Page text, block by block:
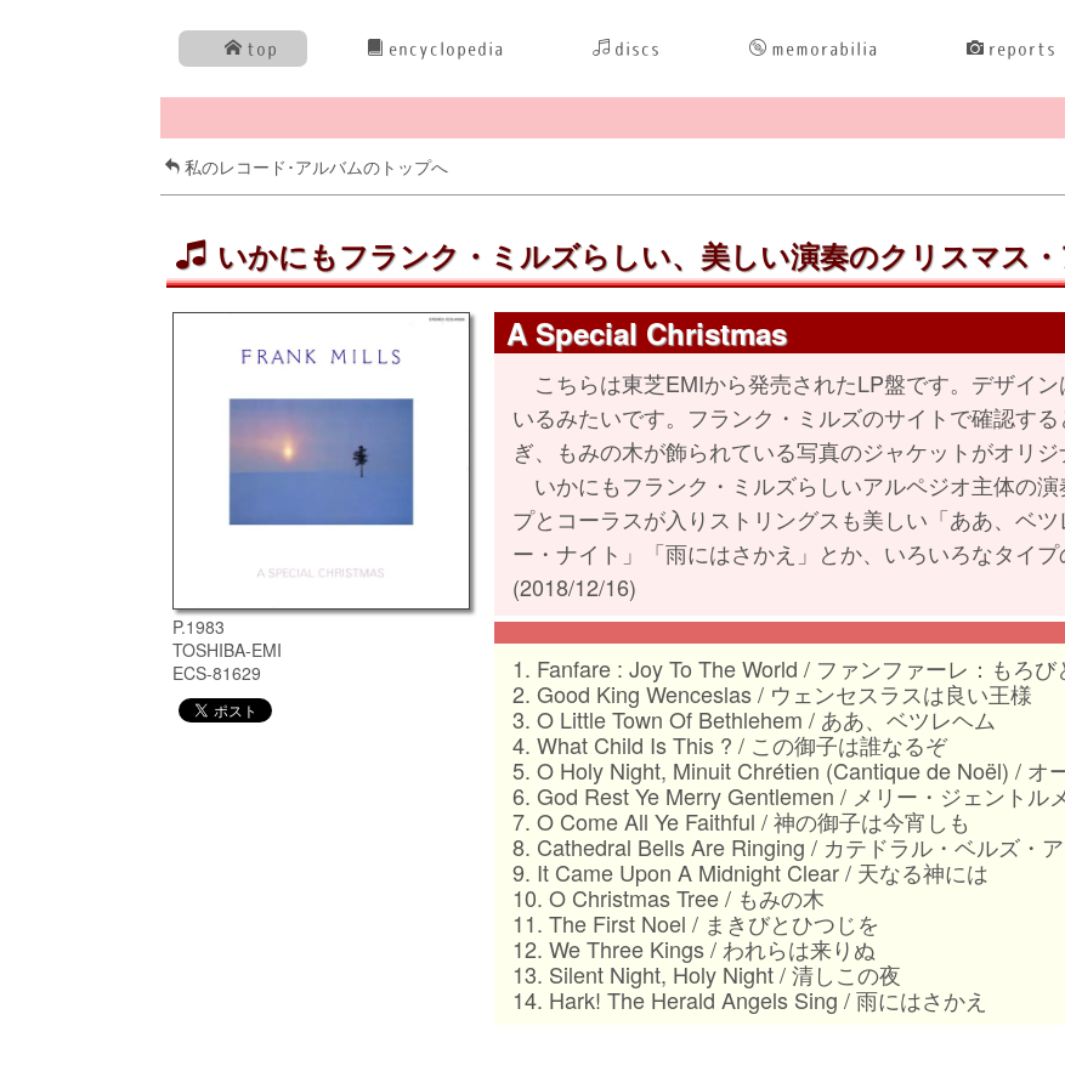
top encyclopedia discs memorabilia reports
私のレコード･アルバムのトップへ
いかにもフランク・ミルズらしい、美しい演奏のクリスマス
P.1983
TOSHIBA-EMI
ECS-81629
A Special Christmas
こちらは東芝EMIから発売されたLP盤です。デザイ
いるみたいです。フランク・ミルズのサイトで確認す
ぎ、もみの木が飾られている写真のジャケットがオリジ
いかにもフランク・ミルズらしいアルペジオ主体の
プとコーラスが入りストリングスも美しい「ああ、ベ
ー・ナイト」「雨にはさかえ」とか、いろいろなタイ
(2018/12/16)
1. Fanfare : Joy To The World / ファンファーレ：もろび
2. Good King Wenceslas / ウェンセスラスは良い王様
3. O Little Town Of Bethlehem / ああ、ベツレヘム
4. What Child Is This ? / この御子は誰なるぞ
5. O Holy Night, Minuit Chrétien (Cantique de Noël) / オ
6. God Rest Ye Merry Gentlemen / メリー・ジェントル
7. O Come All Ye Faithful / 神の御子は今宵しも
8. Cathedral Bells Are Ringing / カテドラル・ベルズ・
9. It Came Upon A Midnight Clear / 天なる神には
10. O Christmas Tree / もみの木
11. The First Noel / まきびとひつじを
12. We Three Kings / われらは来りぬ
13. Silent Night, Holy Night / 清しこの夜
14. Hark! The Herald Angels Sing / 雨にはさかえ